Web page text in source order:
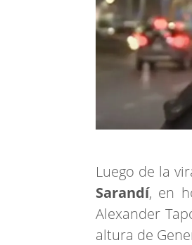
Luego de la
Sarandí, en
Alexander
altura de